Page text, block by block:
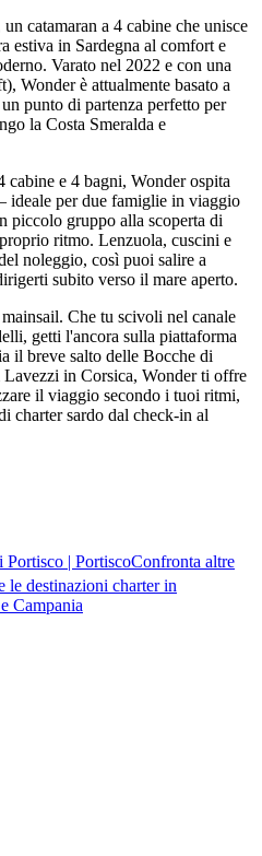
catamaran a 4 cabine che unisce
estiva in Sardegna al comfort e
Varato nel 2022 e con una
Wonder è attualmente basato a
punto di partenza perfetto per
la Costa Smeralda e
e 4 bagni, Wonder ospita
per due famiglie in viaggio
piccolo gruppo alla scoperta di
ritmo. Lenzuola, cuscini e
noleggio, così puoi salire a
subito verso il mare aperto.
Che tu scivoli nel canale
getti l'ancora sulla piattaforma
il breve salto delle Bocche di
in Corsica, Wonder ti offre
il viaggio secondo i tuoi ritmi,
charter sardo dal check-in al
Portisco | PortiscoConfronta altre
le destinazioni charter in
Campania